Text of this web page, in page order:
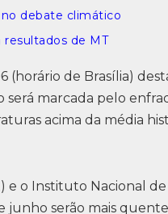
debate climático
resultados de MT
de Brasília)
será marcada pelo
acima da média
o Instituto Nacional de
junho serão mais